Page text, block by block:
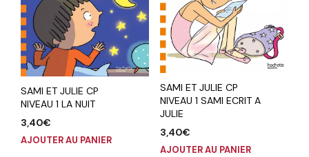
SAMI ET JULIE CP
NIVEAU 1 LA NUIT
3,40€
AJOUTER AU PANIER
SAMI ET JULIE CP
NIVEAU 1 SAMI ECRIT A
JULIE
3,40€
AJOUTER AU PANIER